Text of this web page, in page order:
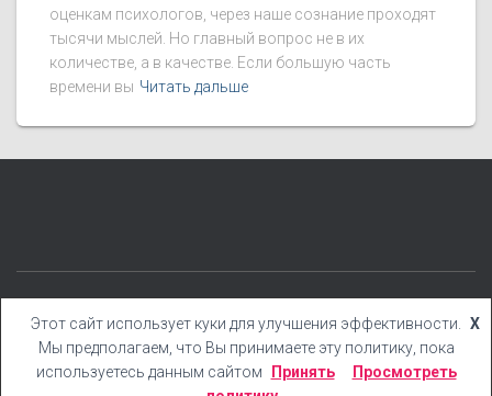
оценкам психологов, через наше сознание проходят
тысячи мыслей. Но главный вопрос не в их
количестве, а в качестве. Если большую часть
времени вы Читать дальше
КАТЕГОРИИ БЛОГ БОНУСЫ КНИГИ YOUTUBE
Hestia | РазработаноThemeIsle
Этот сайт использует куки для улучшения эффективности.
Мы предполагаем, что Вы принимаете эту политику, пока
используетесь данным сайтом
X
Принять
Просмотреть